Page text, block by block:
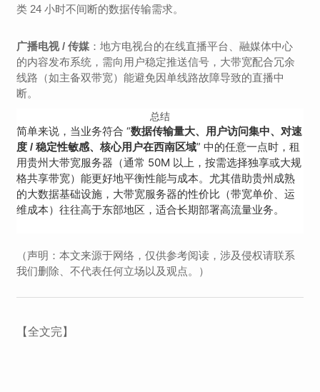
类 24 小时不间断的数据传输需求。
广播电视 / 传媒 ：地方电视台的在线直播平台、融媒体中心
的内容发布系统，需向用户稳定推送信号，大带宽配合冗余
线路（如主备双带宽）能避免因单线路故障导致的直播中
断。
总结
简单来说，当业务符合 “数据传输量大、用户访问集中、对速
度 / 稳定性敏感、核心用户在西南区域” 中的任意一点时，租
用贵州大带宽服务器（通常 50M 以上，按需选择独享或大规
格共享带宽）能更好地平衡性能与成本。尤其借助贵州成熟
的大数据基础设施，大带宽服务器的性价比（带宽单价、运
维成本）往往高于东部地区，适合长期部署高流量业务。
（声明：本文来源于网络，仅供参考阅读，涉及侵权请联系
我们删除、不代表任何立场以及观点。）
【全文完】